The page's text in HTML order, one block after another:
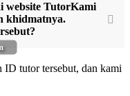
website TutorKami
khidmatnya.
ID tutor tersebut, dan kami